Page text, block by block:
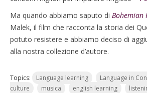
Ma quando abbiamo saputo di Bohemian
Malek, il film che racconta la storia dei
potuto resistere e abbiamo deciso di
alla nostra collezione d’autore.
Topics: Language learning Language in
culture
musica english learning